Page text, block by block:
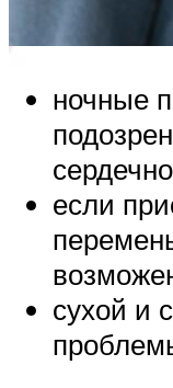
ночные
если
сухой и